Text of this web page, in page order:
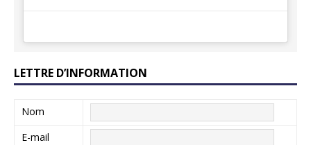
LETTRE D’INFORMATION
Nom
E-mail